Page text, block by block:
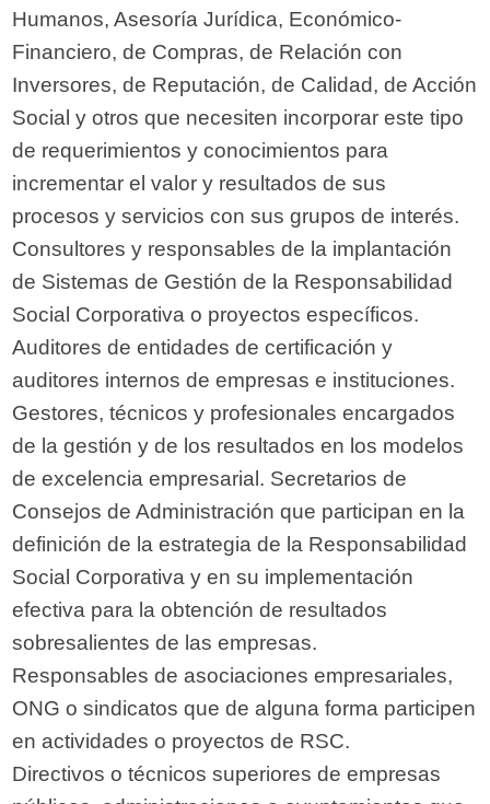
Humanos, Asesoría Jurídica, Económico-
Financiero, de Compras, de Relación con
Inversores, de Reputación, de Calidad, de Acción
Social y otros que necesiten incorporar este tipo
de requerimientos y conocimientos para
incrementar el valor y resultados de sus
procesos y servicios con sus grupos de interés.
Consultores y responsables de la implantación
de Sistemas de Gestión de la Responsabilidad
Social Corporativa o proyectos específicos.
Auditores de entidades de certificación y
auditores internos de empresas e instituciones.
Gestores, técnicos y profesionales encargados
de la gestión y de los resultados en los modelos
de excelencia empresarial. Secretarios de
Consejos de Administración que participan en la
definición de la estrategia de la Responsabilidad
Social Corporativa y en su implementación
efectiva para la obtención de resultados
sobresalientes de las empresas.
Responsables de asociaciones empresariales,
ONG o sindicatos que de alguna forma participen
en actividades o proyectos de RSC.
Directivos o técnicos superiores de empresas